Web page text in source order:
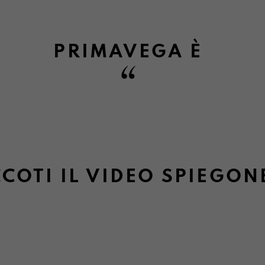
PRIMAVEGA È
IL VIDEO